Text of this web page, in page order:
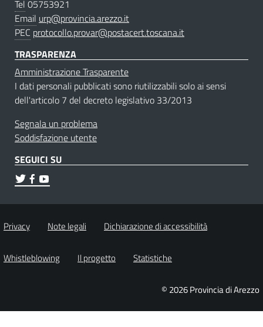
Tel 05753921
Email urp@provincia.arezzo.it
PEC protocollo.provar@postacert.toscana.it
TRASPARENZA
Amministrazione Trasparente
I dati personali pubblicati sono riutilizzabili solo ai sensi
dell'articolo 7 del decreto legislativo 33/2013
Segnala un problema
Soddisfazione utente
SEGUICI SU
Privacy Note legali Dichiarazione di accessibilità
Whistleblowing Il progetto Statistiche
© 2026 Provincia di Arezzo